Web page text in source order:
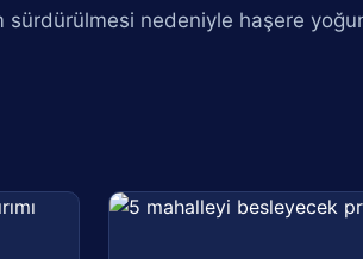
sürdürülmesi nedeniyle haşere